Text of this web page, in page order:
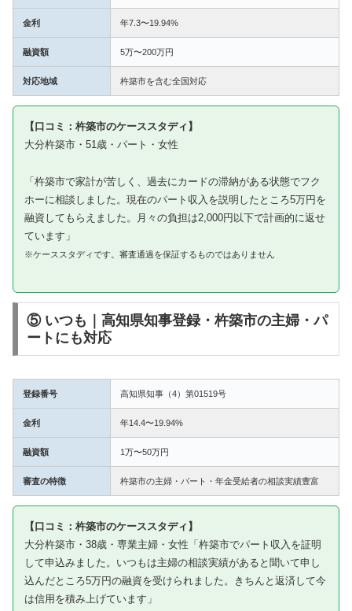
金利 年7.3〜19.94%
融資額 5万〜200万円
対応地域 杵築市を含む全国対応
【口コミ：杵築市のケーススタディ】
大分杵築市・51歳・パート・女性
「杵築市で家計が苦しく、過去にカードの滞納がある状態でフク
ホーに相談しました。現在のパート収入を説明したところ5万円を
融資してもらえました。月々の負担は2,000円以下で計画的に返せ
ています」
※ケーススタディです。審査通過を保証するものではありません
⑤ いつも｜高知県知事登録・杵築市の主婦・パ
ートにも対応
登録番号 高知県知事（4）第01519号
金利 年14.4〜19.94%
融資額 1万〜50万円
審査の特徴 杵築市の主婦・パート・年金受給者の相談実績豊富
【口コミ：杵築市のケーススタディ】
大分杵築市・38歳・専業主婦・女性「杵築市でパート収入を証明
して申込みました。いつもは主婦の相談実績があると聞いて申し
込んだところ5万円の融資を受けられました。きちんと返済して今
は信用を積み上げています」